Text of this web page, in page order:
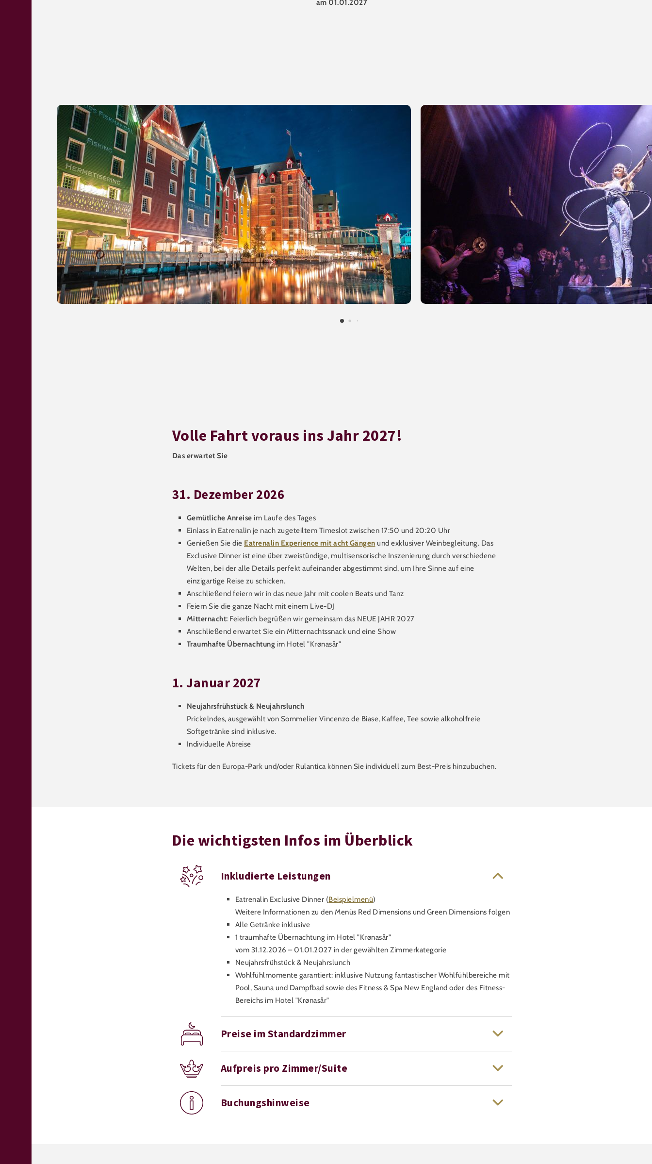
am 01.01.2027
Volle Fahrt voraus ins Jahr 2027!
Das erwartet Sie
31. Dezember 2026
Gemütliche Anreise im Laufe des Tages
Einlass in Eatrenalin je nach zugeteiltem Timeslot zwischen 17:50 und 20:20 Uhr
Genießen Sie die Eatrenalin Experience mit acht Gängen und exklusiver Weinbegleitung. Das
Exclusive Dinner ist eine über zweistündige, multisensorische Inszenierung durch verschiedene
Welten, bei der alle Details perfekt aufeinander abgestimmt sind, um Ihre Sinne auf eine
einzigartige Reise zu schicken.
Anschließend feiern wir in das neue Jahr mit coolen Beats und Tanz
Feiern Sie die ganze Nacht mit einem Live-DJ
Mitternacht: Feierlich begrüßen wir gemeinsam das NEUE JAHR 2027
Anschließend erwartet Sie ein Mitternachtssnack und eine Show
Traumhafte Übernachtung im Hotel "Krønasår"
1. Januar 2027
Neujahrsfrühstück & Neujahrslunch
Prickelndes, ausgewählt von Sommelier Vincenzo de Biase, Kaffee, Tee sowie alkoholfreie
Softgetränke sind inklusive.
Individuelle Abreise
Tickets für den Europa-Park und/oder Rulantica können Sie individuell zum Best-Preis hinzubuchen.
Die wichtigsten Infos im Überblick
Inkludierte Leistungen
Eatrenalin Exclusive Dinner (Beispielmenü)
Weitere Informationen zu den Menüs Red Dimensions und Green Dimensions folgen
Alle Getränke inklusive
1 traumhafte Übernachtung im Hotel "Krønasår"
vom 31.12.2026 – 01.01.2027 in der gewählten Zimmerkategorie
Neujahrsfrühstück & Neujahrslunch
Wohlfühlmomente garantiert: inklusive Nutzung fantastischer Wohlfühlbereiche mit
Pool, Sauna und Dampfbad sowie des Fitness & Spa New England oder des Fitness-
Bereichs im Hotel "Krønasår"
Preise im Standardzimmer
Aufpreis pro Zimmer/Suite
Buchungshinweise